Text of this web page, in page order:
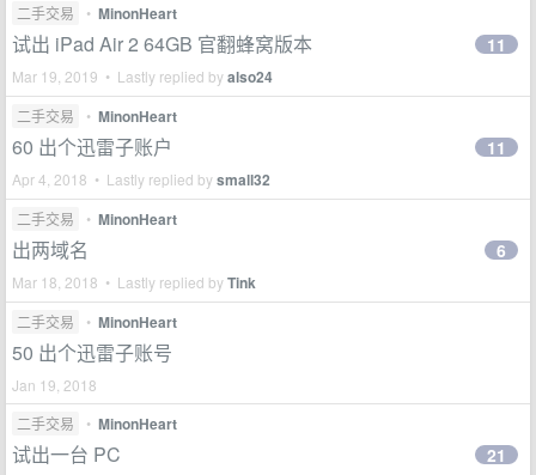
二手交易 • MinonHeart
试出 iPad Air 2 64GB 官翻蜂窝版本
Mar 19, 2019 • Lastly replied byalso24
11
二手交易 • MinonHeart
60 出个迅雷子账户
Apr 4, 2018 • Lastly replied bysmall32
11
二手交易 • MinonHeart
出两域名
Mar 18, 2018 • Lastly replied byTink
6
二手交易 • MinonHeart
50 出个迅雷子账号
Jan 19, 2018
二手交易
• MinonHeart
试出一台 PC 21